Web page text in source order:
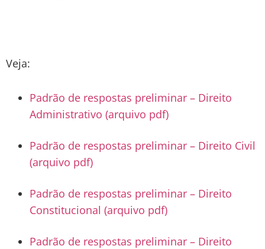
Veja:
Padrão de respostas preliminar – Direito
Administrativo (arquivo pdf)
Padrão de respostas preliminar – Direito Civil
(arquivo pdf)
Padrão de respostas preliminar – Direito
Constitucional (arquivo pdf)
Padrão de respostas preliminar – Direito